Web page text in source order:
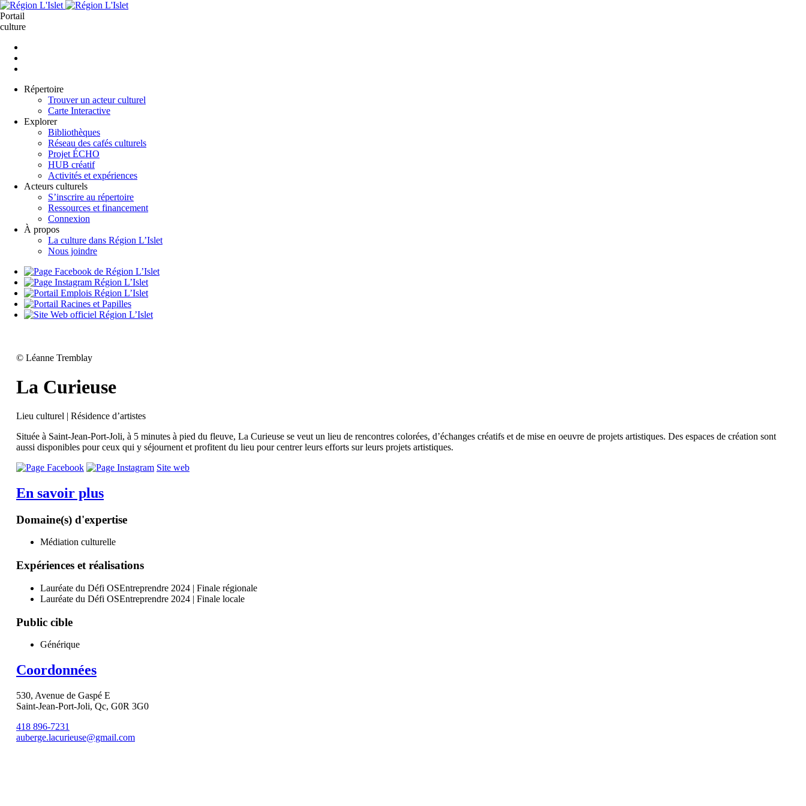
Aller
au
contenu
Portail
culture
Répertoire
Trouver un acteur culturel
Carte Interactive
Explorer
Bibliothèques
Réseau des cafés culturels
Projet ÉCHO
HUB créatif
Activités et expériences
Acteurs culturels
S’inscrire au répertoire
Ressources et financement
Connexion
À propos
La culture dans Région L’Islet
Nous joindre
© Léanne Tremblay
La Curieuse
Lieu culturel | Résidence d’artistes
Située à Saint-Jean-Port-Joli, à 5 minutes à pied du fleuve, La Curieuse se veut un lieu de rencontres colorées, d’échanges créatifs et de mise en oeuvre de projets artistiques. Des espaces de création sont
aussi disponibles pour ceux qui y séjournent et profitent du lieu pour centrer leurs efforts sur leurs projets artistiques.
Site web
En savoir plus
Domaine(s) d'expertise
Médiation culturelle
Expériences et réalisations
Lauréate du Défi OSEntreprendre 2024 | Finale régionale
Lauréate du Défi OSEntreprendre 2024 | Finale locale
Public cible
Générique
Coordonnées
530, Avenue de Gaspé E
Saint-Jean-Port-Joli, Qc, G0R 3G0
418 896-7231
auberge.lacurieuse@gmail.com